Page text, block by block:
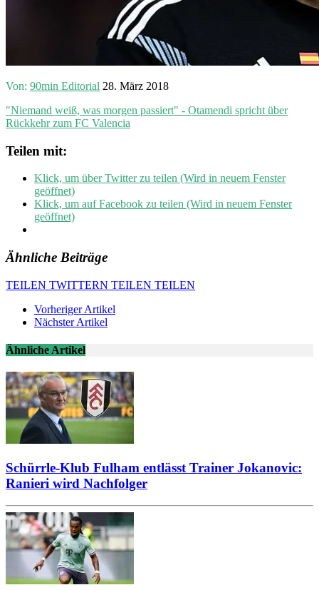
Von: 90min Editorial 28. März 2018
"Niemand weiß, was morgen passiert" - Otamendi spricht über
Rückkehr zum FC Valencia
Teilen mit:
Klick, um über Twitter zu teilen (Wird in neuem Fenster
geöffnet)
Klick, um auf Facebook zu teilen (Wird in neuem Fenster
geöffnet)
Ähnliche Beiträge
TEILEN TWITTERN TEILEN TEILEN
Vorheriger Artikel
Nächster Artikel
Ähnliche Artikel
Schürrle-Klub Fulham entlässt Trainer Jokanovic:
Ranieri wird Nachfolger